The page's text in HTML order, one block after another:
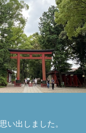
い出しました。